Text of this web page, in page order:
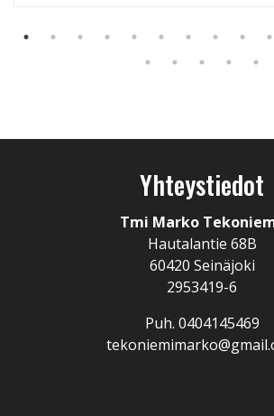
Yhteystiedot
Tmi Marko
Hautalantie 68B
60420 Seinäjoki
2953419-6
Puh. 0404145469